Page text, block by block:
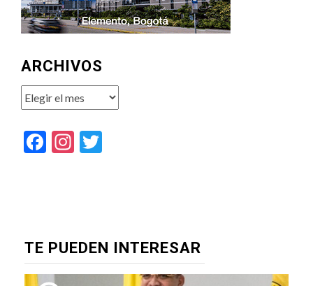
ARCHIVOS
Archivos
Facebook
Instagram
TE PUEDEN INTERESAR